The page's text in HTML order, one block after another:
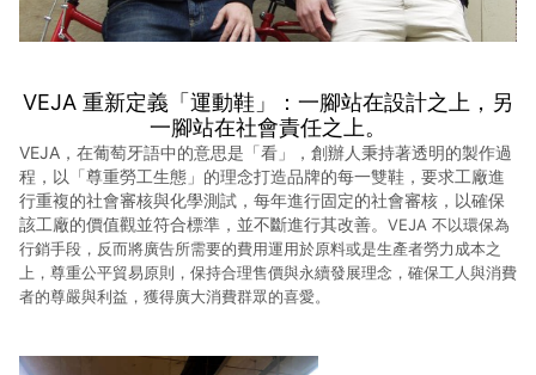
VEJA 重新定義「運動鞋」：一腳站在設計之上，另
一腳站在社會責任之上。
VEJA，在葡萄牙語中的意思是「看」，創辦人秉持著透明的製作過
程，以「尊重勞工生態」的理念打造品牌的每一雙鞋，要求工廠進
行重複的社會審核與化學測試，每年進行固定的社會審核，以確保
該工廠的價值觀並符合標準，並不斷進行其改善。 VEJA 不以環保為
行銷手段，反而將廣告所需要的費用運用於原料或是生產者勞力成本之
上，尊重公平貿易原則，保持合理售價與永續發展理念，確保工人與消費
者的尊嚴與利益，獲得廣大消費群眾的喜愛。